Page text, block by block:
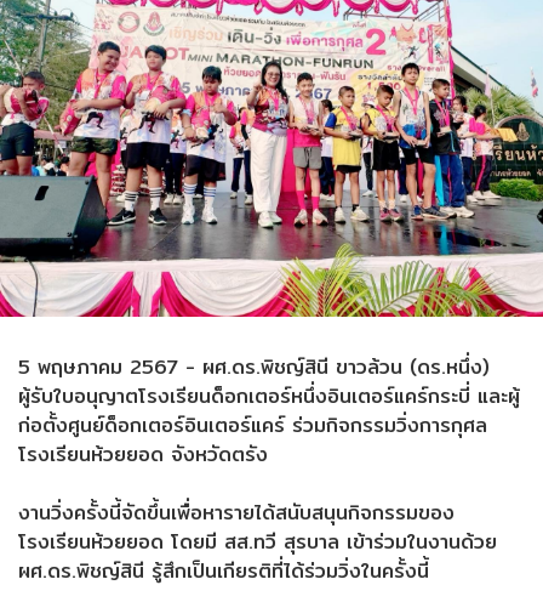
5 พฤษภาคม 2567 - ผศ.ดร.พิชญ์สินี ขาวล้วน (ดร.หนึ่ง)
ผู้รับใบอนุญาตโรงเรียนด็อกเตอร์หนึ่งอินเตอร์แคร์กระบี่ และผู้
ก่อตั้งศูนย์ด็อกเตอร์อินเตอร์แคร์ ร่วมกิจกรรมวิ่งการกุศล
โรงเรียนห้วยยอด จังหวัดตรัง
งานวิ่งครั้งนี้จัดขึ้นเพื่อหารายได้สนับสนุนกิจกรรมของ
โรงเรียนห้วยยอด โดยมี สส.ทวี สุรบาล เข้าร่วมในงานด้วย
ผศ.ดร.พิชญ์สินี รู้สึกเป็นเกียรติที่ได้ร่วมวิ่งในครั้งนี้